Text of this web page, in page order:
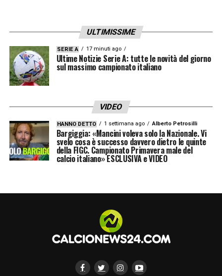
ULTIMISSIME
SERIE A 17 minuti ago
Ultime Notizie Serie A: tutte le novità del giorno
sul massimo campionato italiano
VIDEO
HANNO DETTO 1 settimana ago Alberto Petrosilli
Bargiggia: «Mancini voleva solo la Nazionale. Vi
svelo cosa è successo davvero dietro le quinte
della FIGC. Campionato Primavera male del
calcio italiano» ESCLUSIVA e VIDEO